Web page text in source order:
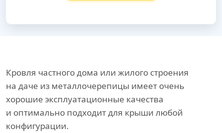
Кровля частного дома или жилого строения
на даче из металлочерепицы имеет очень
хорошие эксплуатационные качества
и оптимально подходит для крыши любой
конфигурации.